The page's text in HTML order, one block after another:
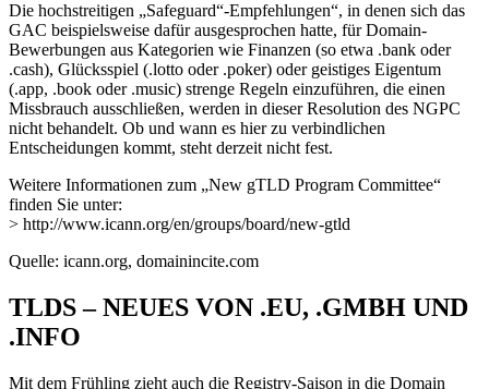
Die hochstreitigen „Safeguard“-Empfehlungen“, in denen sich das
GAC beispielsweise dafür ausgesprochen hatte, für Domain-
Bewerbungen aus Kategorien wie Finanzen (so etwa .bank oder
.cash), Glücksspiel (.lotto oder .poker) oder geistiges Eigentum
(.app, .book oder .music) strenge Regeln einzuführen, die einen
Missbrauch ausschließen, werden in dieser Resolution des NGPC
nicht behandelt. Ob und wann es hier zu verbindlichen
Entscheidungen kommt, steht derzeit nicht fest.
Weitere Informationen zum „New gTLD Program Committee“
finden Sie unter:
> http://www.icann.org/en/groups/board/new-gtld
Quelle: icann.org, domainincite.com
TLDS – NEUES VON .EU, .GMBH UND
.INFO
Mit dem Frühling zieht auch die Registry-Saison in die Domain